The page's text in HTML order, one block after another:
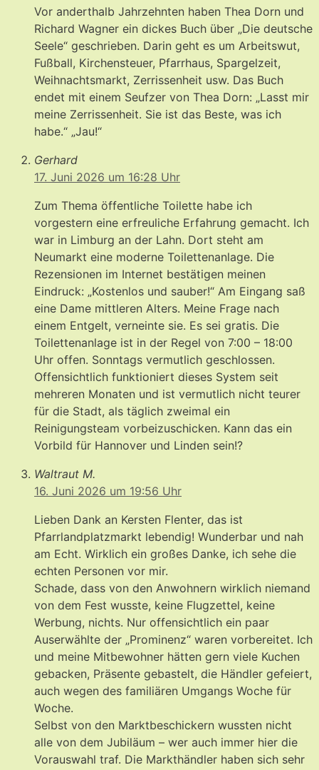
Vor anderthalb Jahrzehnten haben Thea Dorn und
Richard Wagner ein dickes Buch über „Die deutsche
Seele“ geschrieben. Darin geht es um Arbeitswut,
Fußball, Kirchensteuer, Pfarrhaus, Spargelzeit,
Weihnachtsmarkt, Zerrissenheit usw. Das Buch
endet mit einem Seufzer von Thea Dorn: „Lasst mir
meine Zerrissenheit. Sie ist das Beste, was ich
habe.“ „Jau!“
Gerhard
17. Juni 2026 um 16:28 Uhr
Zum Thema öffentliche Toilette habe ich
vorgestern eine erfreuliche Erfahrung gemacht. Ich
war in Limburg an der Lahn. Dort steht am
Neumarkt eine moderne Toilettenanlage. Die
Rezensionen im Internet bestätigen meinen
Eindruck: „Kostenlos und sauber!“ Am Eingang saß
eine Dame mittleren Alters. Meine Frage nach
einem Entgelt, verneinte sie. Es sei gratis. Die
Toilettenanlage ist in der Regel von 7:00 – 18:00
Uhr offen. Sonntags vermutlich geschlossen.
Offensichtlich funktioniert dieses System seit
mehreren Monaten und ist vermutlich nicht teurer
für die Stadt, als täglich zweimal ein
Reinigungsteam vorbeizuschicken. Kann das ein
Vorbild für Hannover und Linden sein!?
Waltraut M.
16. Juni 2026 um 19:56 Uhr
Lieben Dank an Kersten Flenter, das ist
Pfarrlandplatzmarkt lebendig! Wunderbar und nah
am Echt. Wirklich ein großes Danke, ich sehe die
echten Personen vor mir.
Schade, dass von den Anwohnern wirklich niemand
von dem Fest wusste, keine Flugzettel, keine
Werbung, nichts. Nur offensichtlich ein paar
Auserwählte der „Prominenz“ waren vorbereitet. Ich
und meine Mitbewohner hätten gern viele Kuchen
gebacken, Präsente gebastelt, die Händler gefeiert,
auch wegen des familiären Umgangs Woche für
Woche.
Selbst von den Marktbeschickern wussten nicht
alle von dem Jubiläum – wer auch immer hier die
Vorauswahl traf. Die Markthändler haben sich sehr